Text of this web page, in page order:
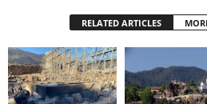
RELATED ARTICLES